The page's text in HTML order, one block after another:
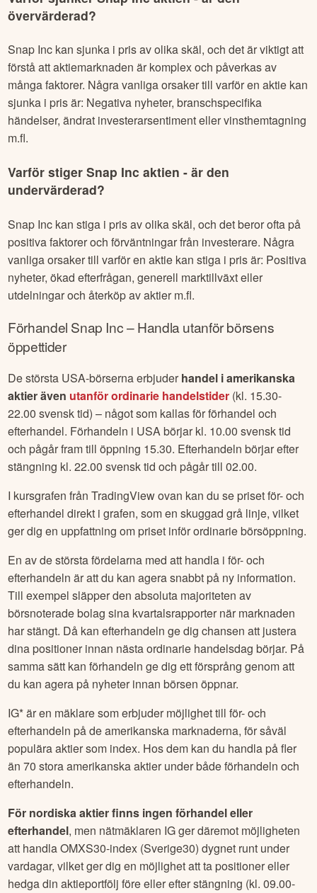
övervärderad?
Snap Inc kan sjunka i pris av olika skäl, och det är viktigt att
förstå att aktiemarknaden är komplex och påverkas av
många faktorer. Några vanliga orsaker till varför en aktie kan
sjunka i pris är: Negativa nyheter, branschspecifika
händelser, ändrat investerarsentiment eller vinsthemtagning
m.fl.
Varför stigerSnap Inc aktien - är den
undervärderad?
Snap Inc kan stiga i pris av olika skäl, och det beror ofta på
positiva faktorer och förväntningar från investerare. Några
vanliga orsaker till varför en aktie kan stiga i pris är: Positiva
nyheter, ökad efterfrågan, generell marktillväxt eller
utdelningar och återköp av aktier m.fl.
Förhandel Snap Inc– Handla utanför börsens
öppettider
De största USA-börserna erbjuder handel i amerikanska
aktier även utanför ordinarie handelstider (kl. 15.30-
22.00 svensk tid) – något som kallas för förhandel och
efterhandel. Förhandeln i USA börjar kl. 10.00 svensk tid
och pågår fram till öppning 15.30. Efterhandeln börjar efter
stängning kl. 22.00 svensk tid och pågår till 02.00.
I kursgrafen från TradingView ovan kan du se priset för- och
efterhandel direkt i grafen, som en skuggad grå linje, vilket
ger dig en uppfattning om priset inför ordinarie börsöppning.
En av de största fördelarna med att handla i för- och
efterhandeln är att du kan agera snabbt på ny information.
Till exempel släpper den absoluta majoriteten av
börsnoterade bolag sina kvartalsrapporter när marknaden
har stängt. Då kan efterhandeln ge dig chansen att justera
dina positioner innan nästa ordinarie handelsdag börjar. På
samma sätt kan förhandeln ge dig ett försprång genom att
du kan agera på nyheter innan börsen öppnar.
IG* är en mäklare som erbjuder möjlighet till för- och
efterhandeln på de amerikanska marknaderna, för såväl
populära aktier som index. Hos dem kan du handla på fler
än 70 stora amerikanska aktier under både förhandeln och
efterhandeln.
För nordiska aktier finns ingen förhandel eller
efterhandel, men nätmäklaren IG ger däremot möjligheten
att handla OMXS30-index (Sverige30) dygnet runt under
vardagar, vilket ger dig en möjlighet att ta positioner eller
hedga din aktieportfölj före eller efter stängning (kl. 09.00-